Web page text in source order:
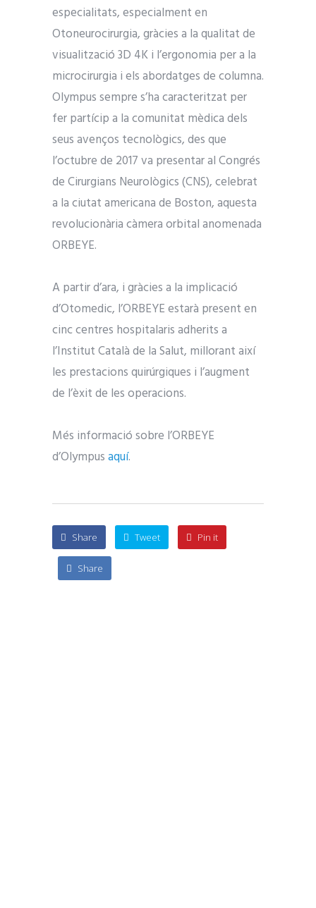
especialitats, especialment en
Otoneurocirurgia, gràcies a la qualitat de
visualització 3D 4K i l’ergonomia per a la
microcirurgia i els abordatges de columna.
Olympus sempre s’ha caracteritzat per
fer partícip a la comunitat mèdica dels
seus avenços tecnològics, des que
l’octubre de 2017 va presentar al Congrés
de Cirurgians Neurològics (CNS), celebrat
a la ciutat americana de Boston, aquesta
revolucionària càmera orbital anomenada
ORBEYE.
A partir d’ara, i gràcies a la implicació
d’Otomedic, l’ORBEYE estarà present en
cinc centres hospitalaris adherits a
l’Institut Català de la Salut, millorant així
les prestacions quirúrgiques i l’augment
de l’èxit de les operacions.
Més informació sobre l’ORBEYE
d’Olympusaquí.
Share Tweet Pin it
Share